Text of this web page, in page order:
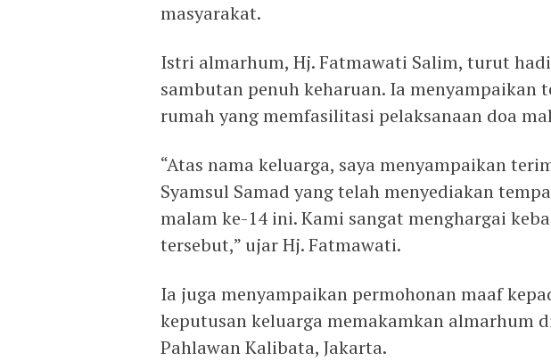
masyarakat.
Istri almarhum, Hj. Fatmawati Salim, turut
sambutan penuh keharuan. Ia menyampaikan
rumah yang memfasilitasi pelaksanaan doa
“Atas nama keluarga, saya menyampaikan
Syamsul Samad yang telah menyediakan
malam ke-14 ini. Kami sangat menghargai
tersebut,” ujar Hj. Fatmawati.
Ia juga menyampaikan permohonan maaf
keputusan keluarga memakamkan almarhum
Pahlawan Kalibata, Jakarta.